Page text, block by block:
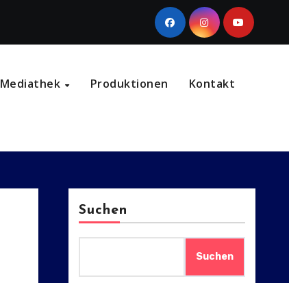
Mediathek Produktionen
Kontakt
Suchen
Suchen